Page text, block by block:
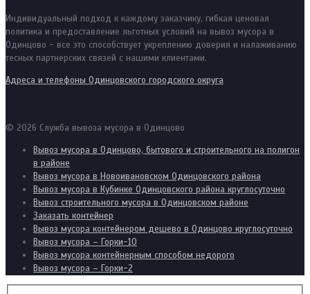
Индивидуальный подход к каждому заказчику, гибкая ценовая
политика и предоставление льготных условий на вывоз мусора в
Одинцово - все это способствует укреплению доверия и налаживанию
тесных партнерских связей с нашими клиентами.
Адреса и телефоны Одинцовского городского округа
© 2026 Служба вывоза мусора в Одинцово
Вывоз мусора в Одинцово, бытового и строительного на полигон
в районе
Вывоз мусора в Новоивановском Одинцовского района
Вывоз мусора в Кубинке Одинцовского района круглосуточно
Вывоз строительного мусора в Одинцовском районе
Заказать контейнер
Вывоз мусора контейнером дешево в Одинцово круглосуточно
Вывоз мусора – Горки-10
Вывоз мусора контейнерным способом недорого
Вывоз мусора – Горки-2